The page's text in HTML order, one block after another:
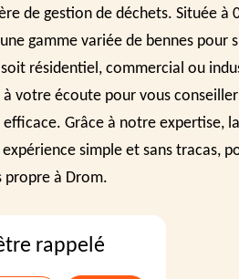
de gestion de déchets. Située à
gamme variée de bennes pour
résidentiel, commercial ou
votre écoute pour vous
efficace. Grâce à notre expertise,
simple et sans tracas,
propre à Drom.
rappelé